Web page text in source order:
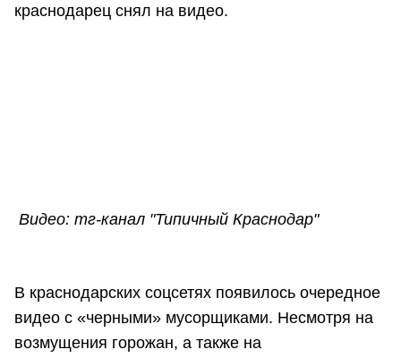
краснодарец снял на видео.
Видео: тг-канал "Типичный Краснодар"
В краснодарских соцсетях появилось очередное
видео с «черными» мусорщиками. Несмотря на
возмущения горожан, а также на